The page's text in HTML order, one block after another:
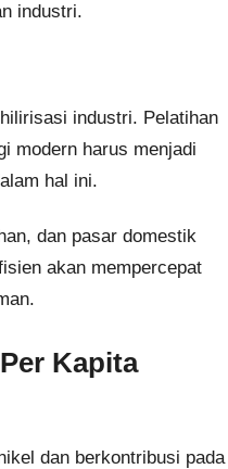
industri.
industri. Pelatihan
modern harus menjadi
hal ini.
dan pasar domestik
akan mempercepat
Kapita
dan berkontribusi pada